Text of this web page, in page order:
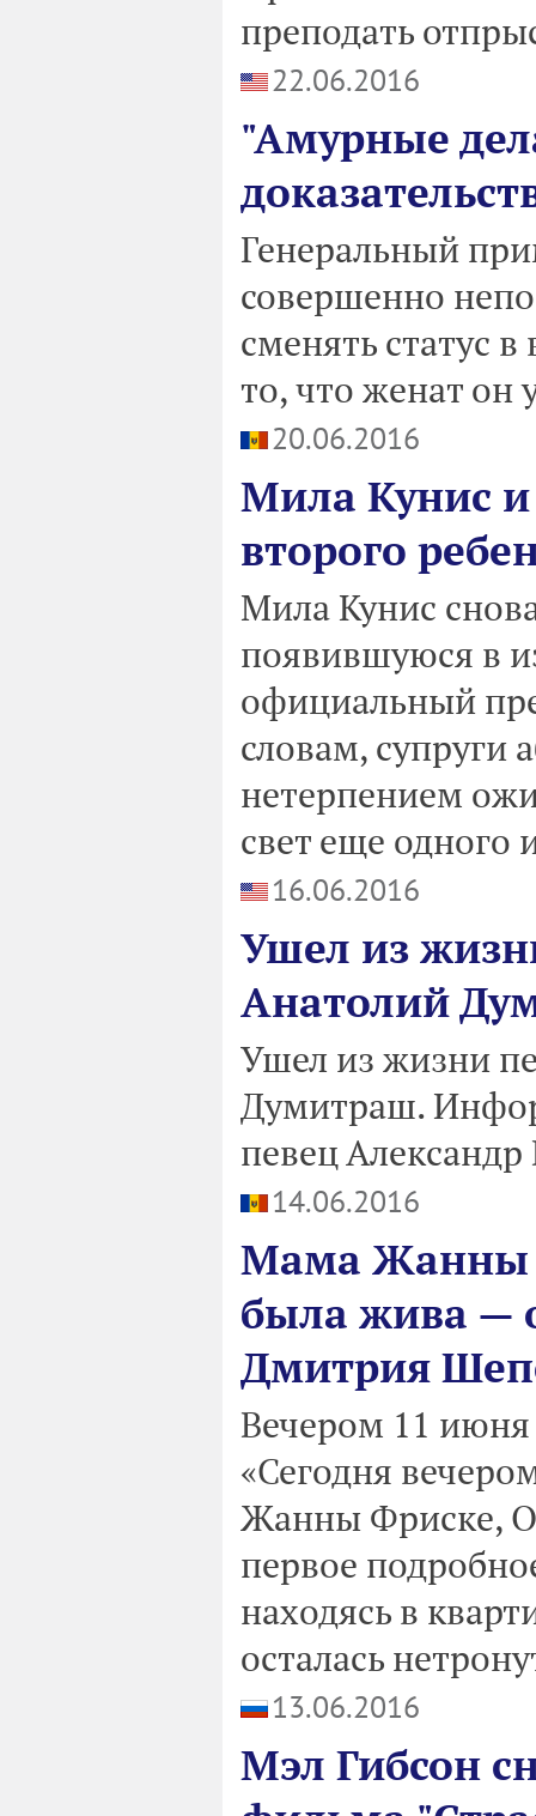
преподать
22.06.2016
"Амурные
Генеральный
совершенно
сменять статус
то, что женат он
20.06.2016
Мила Кунис
второго
Мила Кунис
появившуюся в
официальный
словам, супруги
нетерпением
свет еще одного
16.06.2016
Ушел из
Анатолий
Ушел из жизни
Думитраш.
певец
14.06.2016
Мама Жанны
была жива —
Дмитрия
Вечером 11
«Сегодня
Жанны Фриске,
первое
находясь в
осталась
13.06.2016
Мэл Гибсон